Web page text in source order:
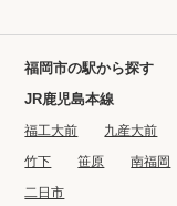
福岡市の駅から探す
JR鹿児島本線
福工大前 九産大前
竹下
笹原 南福岡
二日市